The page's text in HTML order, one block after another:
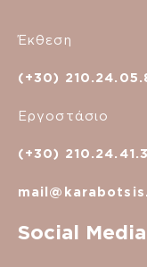
Έκθεση
(+30)
Εργοστάσιο
(+30)
Social Media